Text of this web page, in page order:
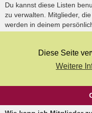
Diese Seite
Weitere
Du kannst diese Listen
zu verwalten. Mitglieder,
werden in deinem
aufgelistet. Du siehst dort
schnell eine Private
den du verwendest,
hervorgehoben sein.